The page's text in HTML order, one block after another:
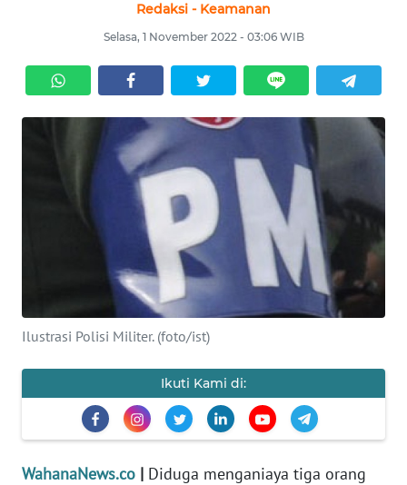
Redaksi - Keamanan
Selasa, 1 November 2022 - 03:06 WIB
Ilustrasi Polisi Militer. (foto/ist)
Ikuti Kami di:
WahanaNews.co | Diduga menganiaya tiga orang
KRIMINAL
KESEHATAN
INTERNASIONAL
PENDIDIKAN